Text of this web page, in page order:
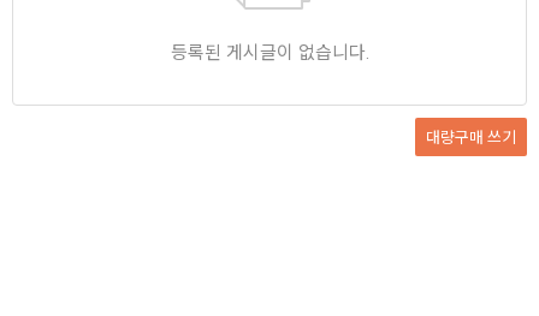
등록된 게시글이 없습니다.
대량구매 쓰기